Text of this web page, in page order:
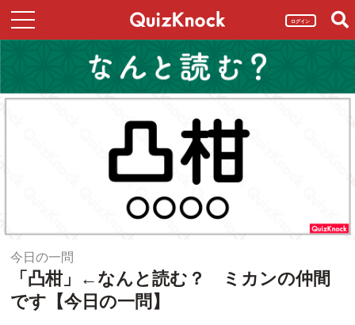
ログイン
今日の一問
「凸柑」←なんと読む？ ミカンの仲間
です【今日の一問】